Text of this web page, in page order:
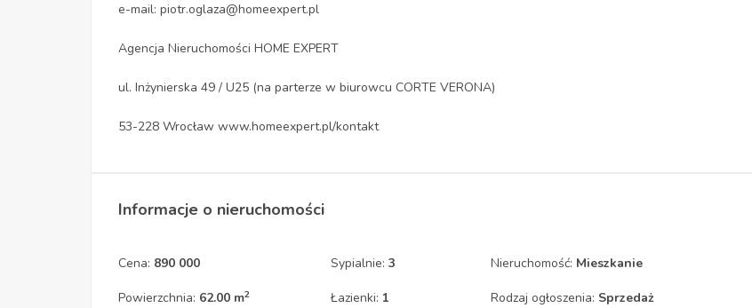
e-mail: piotr.oglaza@homeexpert.pl
Agencja Nieruchomości HOME EXPERT
ul. Inżynierska 49 / U25 (na parterze w biurowcu CORTE VERONA)
53-228 Wrocław www.homeexpert.pl/kontakt
Informacje o nieruchomości
Cena: 890 000
Powierzchnia: 62.00 m2
Sypialnie:3
Łazienki: 1
Nieruchomość: Mieszkanie
Rodzaj ogłoszenia: Sprzedaż